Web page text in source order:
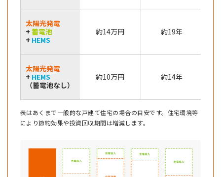
太陽光発電
+ 蓄電池
+ HEMS
約14万円 約19年
太陽光発電
+ HEMS
（蓄電池なし）
約10万円 約14年
表はあくまで一般的な戸建て住宅の場合の目安です。住宅環境等
により節約効果や投資回収期間は増減します。